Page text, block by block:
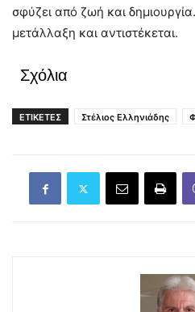
σφύζει από ζωή και
μετάλλαξη και αντιστέκεται.
Σχόλια
ΕΤΙΚΕΤΕΣ Στέλιος Ελληνιάδης